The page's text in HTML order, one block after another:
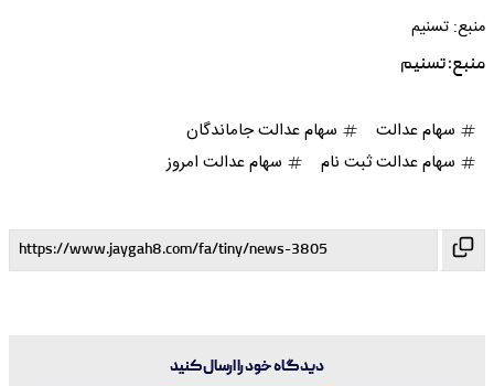
منبع: تسنیم
منبع:تسنیم
سهام عدالت
سهام عدالت جاماندگان
سهام عدالت ثبت نام
سهام عدالت امروز
دیدگاه خود را ارسال کنید